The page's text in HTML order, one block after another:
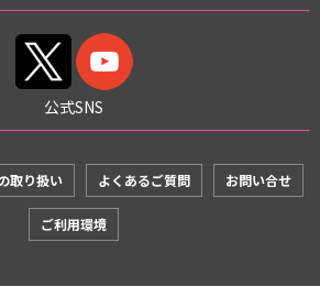
公式SNS
取り扱い よくあるご質問 お問い合せ
ご利用環境